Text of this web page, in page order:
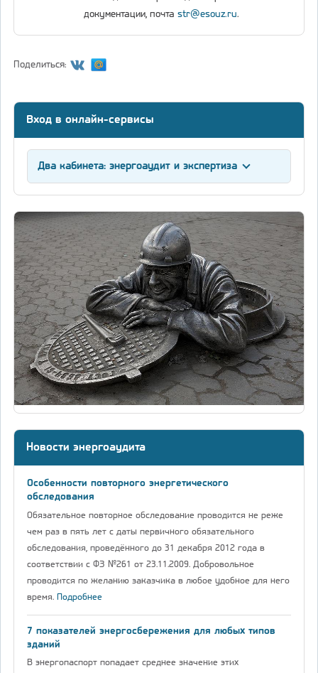
документации, почта str@esouz.ru.
Поделиться:
Вход в онлайн-сервисы
Два кабинета: энергоаудит и экспертиза
Новости энергоаудита
Особенности повторного энергетического
обследования
Обязательное повторное обследование проводится не реже
чем раз в пять лет с даты первичного обязательного
обследования, проведённого до 31 декабря 2012 года в
соответствии с ФЗ №261 от 23.11.2009. Добровольное
проводится по желанию заказчика в любое удобное для него
время. Подробнее
7 показателей энергосбережения для любых типов
зданий
В энергопаспорт попадает среднее значение этих